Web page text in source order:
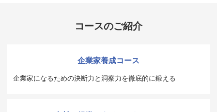
コースのご紹介
企業家養成コース
企業家になるための決断力と洞察力を徹底的に鍛える